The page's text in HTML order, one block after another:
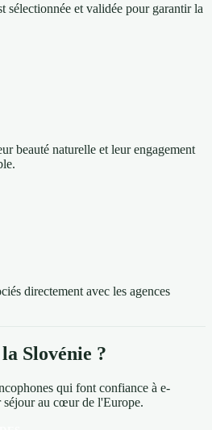
sélectionnée et validée pour garantir la
beauté naturelle et leur engagement
directement avec les agences
Slovénie ?
qui font confiance à e-
séjour au cœur de l'Europe.